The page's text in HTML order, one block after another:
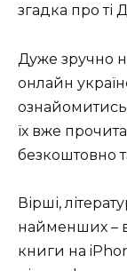
згадка про ті
Дуже зручно
онлайн
ознайомитись
їх вже
безкоштовно
Вірші,
найменших –
книги на